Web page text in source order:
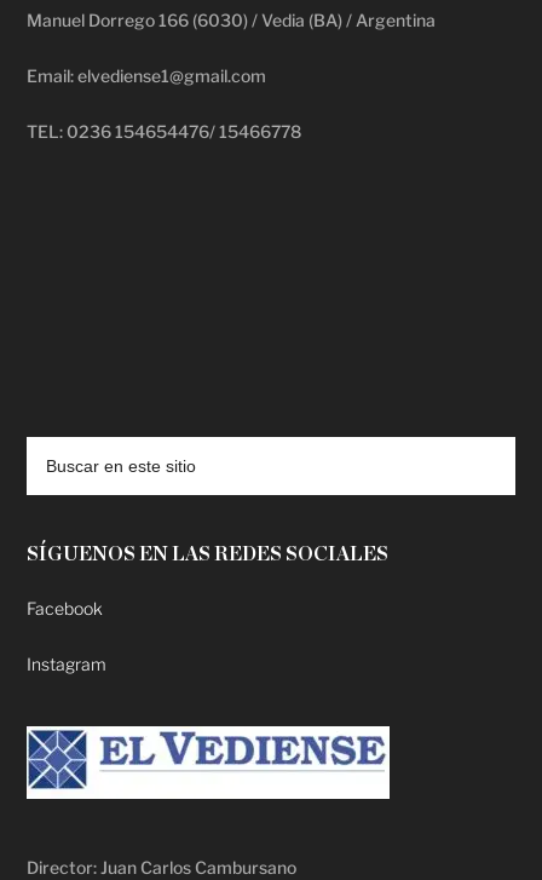
Manuel Dorrego 166 (6030) / Vedia (BA) / Argentina
Email: elvediense1@gmail.com
TEL: 0236 154654476/ 15466778
SÍGUENOS EN LAS REDES SOCIALES
Facebook
Instagram
Director: Juan Carlos Cambursano